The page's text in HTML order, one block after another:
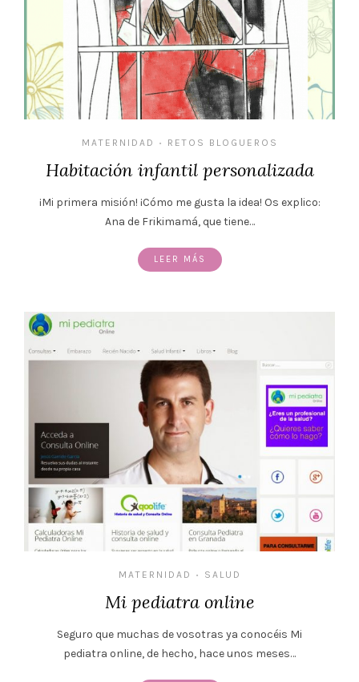
MATERNIDAD • RETOS BLOGUEROS
Habitación infantil personalizada
¡Mi primera misión! ¡Cómo me gusta la idea! Os explico:
Ana de Frikimamá, que tiene…
LEER MÁS
MATERNIDAD • SALUD
Mi pediatra online
Seguro que muchas de vosotras ya conocéis Mi
pediatra online, de hecho, hace unos meses…